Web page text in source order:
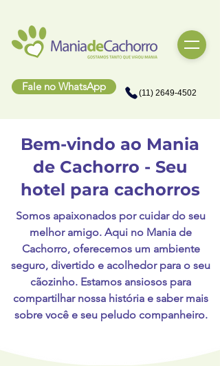
Fale no WhatsApp (11) 2649-4502
Bem-vindo ao Mania
de Cachorro - Seu
hotel para cachorros
Somos apaixonados por cuidar do seu
melhor amigo. Aqui no Mania de
Cachorro, oferecemos um ambiente
seguro, divertido e acolhedor para o seu
cãozinho. Estamos ansiosos para
compartilhar nossa história e saber mais
sobre você e seu peludo companheiro.